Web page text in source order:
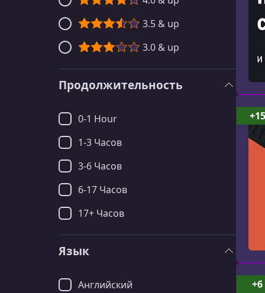
3.5 & up
3.0 & up
Продолжительность
0-1 Hour
1-3 Часов
3-6 Часов
6-17 Часов
17+ Часов
Язык
Английский
+15
+6